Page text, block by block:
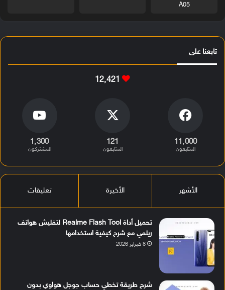
A05
تابعنا على
12٬421
11٬000
المتابعون
121
المتابعون
1٬300
المشتركون
الأشهر الأخيرة تعليقات
تحميل أداة Realme Flash Tool لتفليش هواتف
ريلمي مع شرح كيفية استخدامها
8 فبراير 2026
شرح طريقة تخطي حساب جوجل هواوي بدون